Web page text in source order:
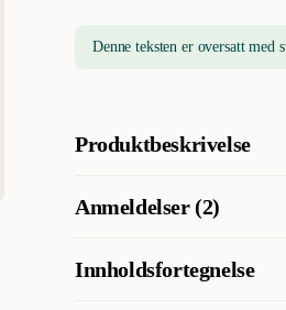
Denne teksten er oversatt
Produktbeskrivelse
på vår gård i Bro med kun
Anmeldelser (2)
Innholdsfortegnelse